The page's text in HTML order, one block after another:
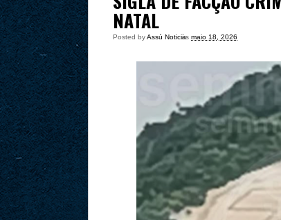
NATAL
Posted byAssú Noticia
às maio 18, 2026